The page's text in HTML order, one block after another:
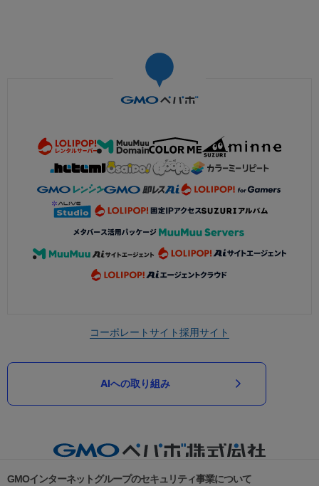
コーポレートサイト採用サイト
AIへの取り組み
GMOインターネットグループのセキュリティ事業について